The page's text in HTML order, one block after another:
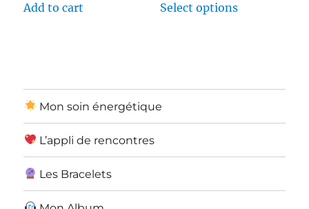
d
0
Add to cart Select options
Mon soin énergétique
L’appli de rencontres
Les Bracelets